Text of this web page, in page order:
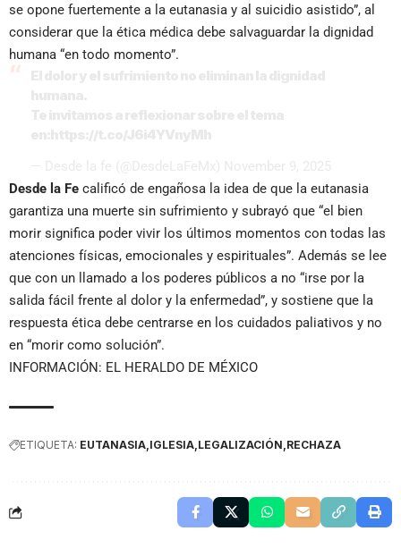
se opone fuertemente a la eutanasia y al suicidio asistido”, al
considerar que la ética médica debe salvaguardar la dignidad
humana “en todo momento”.
Desde la Fe calificó de engañosa la idea de que la eutanasia
garantiza una muerte sin sufrimiento y subrayó que “el bien
morir significa poder vivir los últimos momentos con todas las
atenciones físicas, emocionales y espirituales”. Además se lee
que con un llamado a los poderes públicos a no “irse por la
salida fácil frente al dolor y la enfermedad”, y sostiene que la
respuesta ética debe centrarse en los cuidados paliativos y no
en “morir como solución”.
INFORMACIÓN: EL HERALDO DE MÉXICO
ETIQUETA: EUTANASIA IGLESIA LEGALIZACIÓN RECHAZA